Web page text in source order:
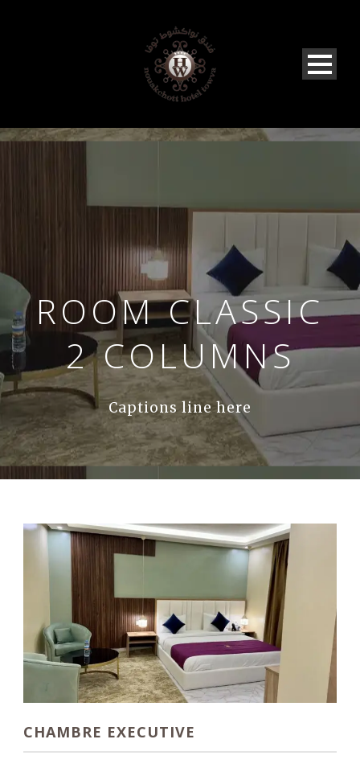
ROOM CLASSIC
2 COLUMNS
Captions line here
CHAMBRE EXECUTIVE